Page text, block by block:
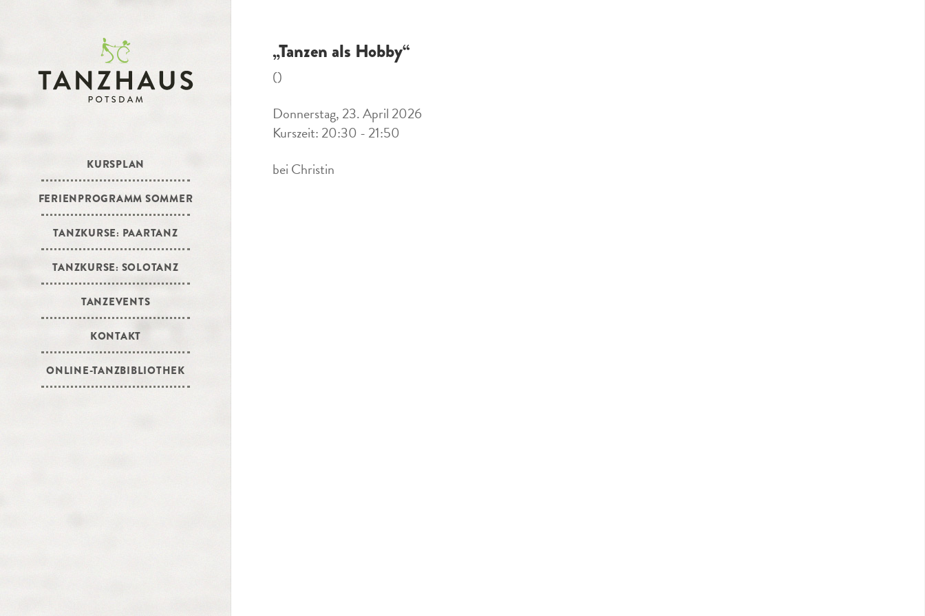
KURSPLAN
FERIENPROGRAMM SOMMER
TANZKURSE: PAARTANZ
TANZKURSE: SOLOTANZ
TANZEVENTS
KONTAKT
ONLINE-TANZBIBLIOTHEK
„Tanzen als Hobby“
()
Donnerstag, 23. April 2026
Kurszeit: 20:30 - 21:50
bei Christin